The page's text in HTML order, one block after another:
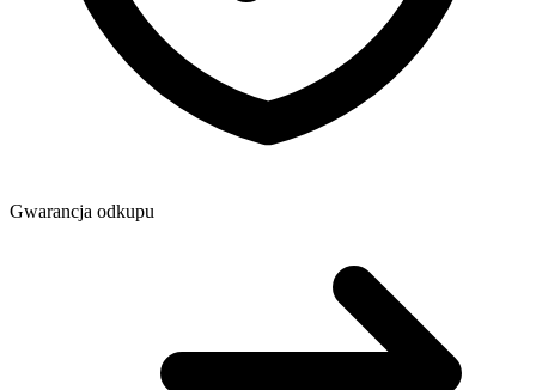
Gwarancja odkupu